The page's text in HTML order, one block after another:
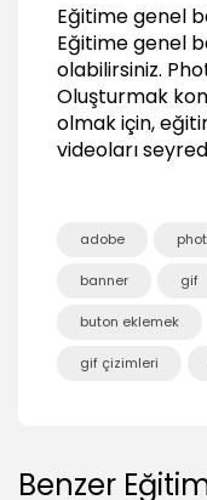
Eğitime genel
Eğitime genel
olabilirsiniz.
Oluşturmak
olmak için,
videoları
adobe
banner gif
buton eklemek
gif çizimleri
Benzer